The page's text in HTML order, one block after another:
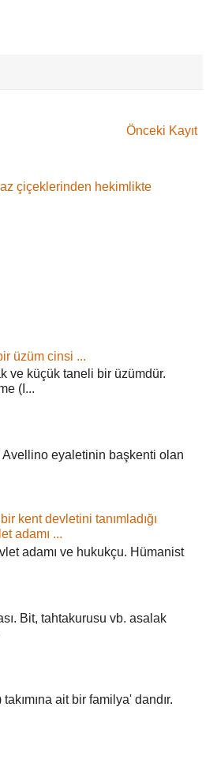
Önceki Kayıt
çiçeklerinden hekimlikte
üzüm cinsi ...
ve küçük taneli bir üzümdür.
(I...
eyaletinin başkenti olan
kent devletini tanımladığı
adamı ...
adamı ve hukukçu. Hümanist
Bit, tahtakurusu vb. asalak
ait bir familya' dandır.